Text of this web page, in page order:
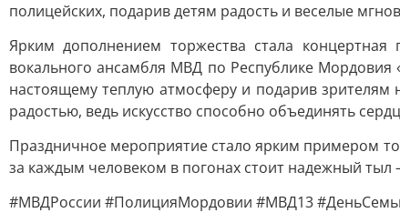
полицейских, подарив детям радость и веселые
Ярким дополнением торжества стала
вокального ансамбля МВД по Республике
настоящему теплую атмосферу и подарив
радостью, ведь искусство способно объединять
Праздничное мероприятие стало ярким примером
за каждым человеком в погонах стоит надежный
#МВДРоссии #ПолицияМордовии #МВД13